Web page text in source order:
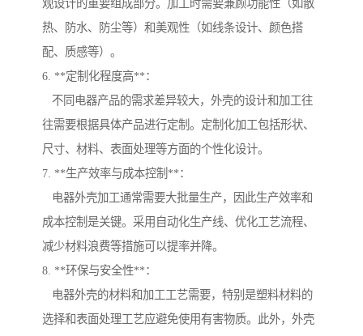
观设计的重要组成部分。加工时需要兼顾功能性（如散
热、防水、防尘等）和美观性（如线条设计、颜色搭
配、质感等）。
6. **定制化程度高**：
不同电器产品的需求差异较大，外壳的设计和加工往
往需要根据具体产品进行定制。定制化加工包括形状、
尺寸、材料、表面处理等方面的个性化设计。
7. **生产效率与成本控制**：
电器外壳加工通常需要大批量生产，因此生产效率和
成本控制是关键。采用自动化生产线、优化工艺流程、
减少材料浪费等措施可以提率并降。
8. **环保与安全性**：
电器外壳的材料和加工工艺需要，特别是塑料材料的
选择和表面处理工艺应避免使用有害物质。此外，外壳